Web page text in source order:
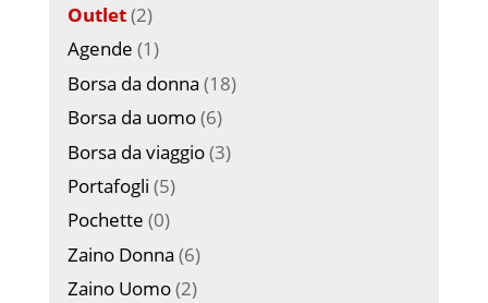
Outlet(2)
Agende (1)
Borsa da donna (18)
Borsa da uomo(6)
Borsa da viaggio(3)
Portafogli (5)
Pochette (0)
Zaino Donna (6)
Zaino Uomo(2)